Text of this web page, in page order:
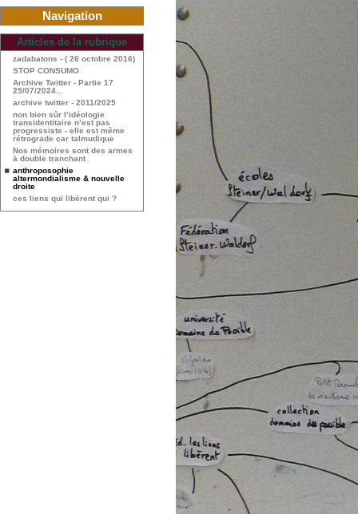
Navigation
Articles de la rubrique
zadabatons - ( 26 octobre 2016)
STOP CONSUMO
Archive Twitter - Partie 17
25/07/2024...
archive twitter - 2011/2025
non bien sûr l’idéologie
transidentitaire n’est pas
progressiste - elle est même
rétrograde car talmudique
Nos mémoires sont des armes
à double tranchant
anthroposophie
altermondialisme & nouvelle
droite
ces liens qui libèrent qui ?